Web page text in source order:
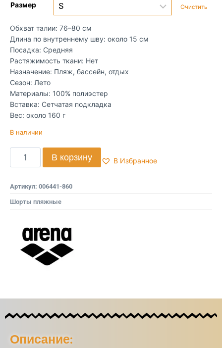
Размер Очистить
Обхват талии: 76–80 см
Длина по внутреннему шву: около 15 см
Посадка: Средняя
Растяжимость ткани: Нет
Назначение: Пляж, бассейн, отдых
Сезон: Лето
Материалы: 100% полиэстер
Вставка: Сетчатая подкладка
Вес: около 160 г
В наличии
В корзину В Избранное
Артикул: 006441-860
Шорты пляжные
Описание: